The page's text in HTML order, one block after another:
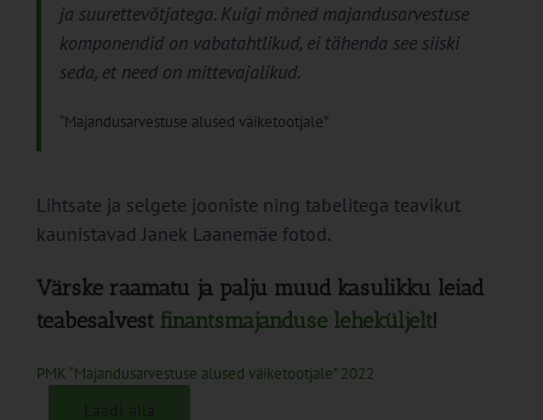
ja suurettevõtjatega. Kuigi mõned majandusarvestuse
komponendid on vabatahtlikud, ei tähenda see siiski
seda, et need on mittevajalikud.
“Majandusarvestuse alused väiketootjale”
Lihtsate ja selgete jooniste ning tabelitega teavikut
kaunistavad Janek Laanemäe fotod.
Värske raamatu ja palju muud kasulikku leiad
teabesalvestfinantsmajanduse leheküljelt!
PMK “Majandusarvestuse alused väiketootjale” 2022